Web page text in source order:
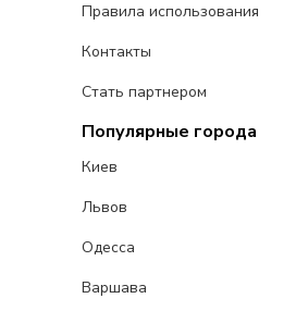
Правила использования
Контакты
Стать партнером
Популярные города
Киев
Львов
Одесса
Варшава